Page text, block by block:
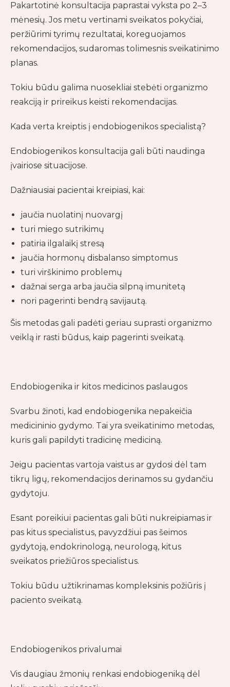
Pakartotinė konsultacija paprastai vyksta po 2–3
mėnesių. Jos metu vertinami sveikatos pokyčiai,
peržiūrimi tyrimų rezultatai, koreguojamos
rekomendacijos, sudaromas tolimesnis sveikatinimo
planas.
Tokiu būdu galima nuosekliai stebėti organizmo
reakciją ir prireikus keisti rekomendacijas.
Kada verta kreiptis į endobiogenikos specialistą?
Endobiogenikos konsultacija gali būti naudinga
įvairiose situacijose.
Dažniausiai pacientai kreipiasi, kai:
jaučia nuolatinį nuovargį
turi miego sutrikimų
patiria ilgalaikį stresą
jaučia hormonų disbalanso simptomus
turi virškinimo problemų
dažnai serga arba jaučia silpną imunitetą
nori pagerinti bendrą savijautą.
Šis metodas gali padėti geriau suprasti organizmo
veiklą ir rasti būdus, kaip pagerinti sveikatą.
Endobiogenika ir kitos medicinos paslaugos
Svarbu žinoti, kad endobiogenika nepakeičia
medicininio gydymo. Tai yra sveikatinimo metodas,
kuris gali papildyti tradicinę mediciną.
Jeigu pacientas vartoja vaistus ar gydosi dėl tam
tikrų ligų, rekomendacijos derinamos su gydančiu
gydytoju.
Esant poreikiui pacientas gali būti nukreipiamas ir
pas kitus specialistus, pavyzdžiui pas šeimos
gydytoją, endokrinologą, neurologą, kitus
sveikatos priežiūros specialistus.
Tokiu būdu užtikrinamas kompleksinis požiūris į
paciento sveikatą.
Endobiogenikos privalumai
Vis daugiau žmonių renkasi endobiogeniką dėl